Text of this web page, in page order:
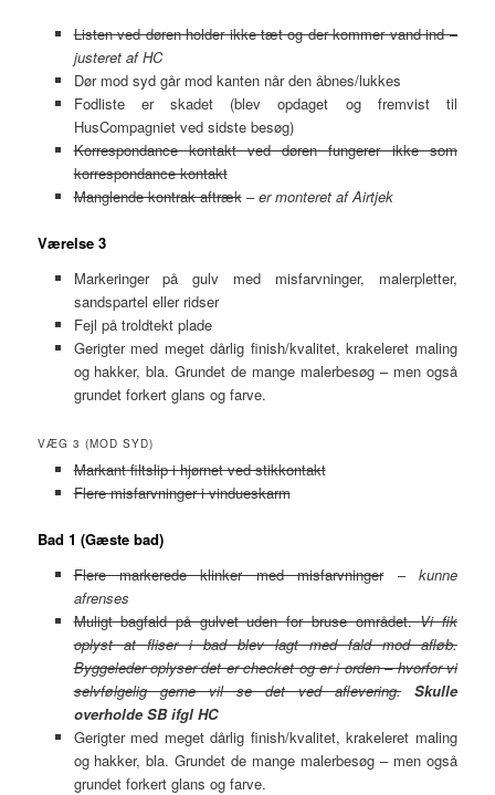
Listen ved døren holder ikke tæt og der kommer vand ind –
justeret af HC
Dør mod syd går mod kanten når den åbnes/lukkes
Fodliste er skadet (blev opdaget og fremvist til
HusCompagniet ved sidste besøg)
Korrespondance kontakt ved døren fungerer ikke som
korrespondance kontakt
Manglende kontrak aftræk–er monteret af Airtjek
Værelse 3
Markeringer på gulv med misfarvninger, malerpletter,
sandspartel eller ridser
Fejl på troldtekt plade
Gerigter med meget dårlig finish/kvalitet, krakeleret maling
og hakker, bla. Grundet de mange malerbesøg – men også
grundet forkert glans og farve.
VÆG 3 (MOD SYD)
Markant filtslip i hjørnet ved stikkontakt
Flere misfarvninger i vindueskarm
Bad 1 (Gæste bad)
Flere markerede klinker med misfarvninger– kunne
afrenses
Muligt bagfald på gulvet uden for bruse området.Vi fik
oplyst at fliser i bad blev lagt med fald mod afløb.
Byggeleder oplyser det er checket og er i orden – hvorfor vi
selvfølgelig gerne vil se det ved aflevering.
Skulle
overholde SB ifgl HC
Gerigter med meget dårlig finish/kvalitet, krakeleret maling
og hakker, bla. Grundet de mange malerbesøg – men også
grundet forkert glans og farve.